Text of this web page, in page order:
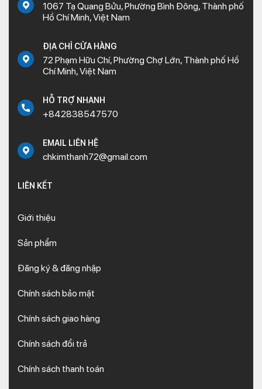
1067 Tạ Quang Bửu, Phường Bình Đông, Thành phố
Hồ Chí Minh, Việt Nam
ĐỊA CHỈ CỬA HÀNG
72 Phạm Hữu Chí, Phường Chợ Lớn, Thành phố Hồ
Chí Minh, Việt Nam
HỖ TRỢ NHANH
+842838547570
EMAIL LIÊN HỆ
chkimthanh72@gmail.com
LIÊN KẾT
Giới thiệu
Sản phẩm
Đăng ký & đăng nhập
Chính sách bảo mật
Chính sách giao hàng
Chính sách đổi trả
Chính sách thanh toán